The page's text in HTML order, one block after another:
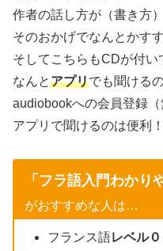
作者の話し方が（書き方
そのおかげでなんとかす
そしてこちらもCDが付い
なんとアプリでも聞ける
audiobookへの会員登録
アプリで聞けるのは便利！
「フラ語入門わかり
がおすすめな人は…
フランス語レベル